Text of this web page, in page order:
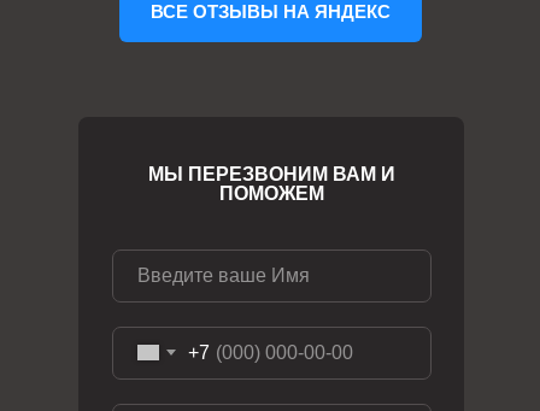
ВСЕ ОТЗЫВЫ НА ЯНДЕКС
+7
МЫ ПЕРЕЗВОНИМ ВАМ И
ПОМОЖЕМ